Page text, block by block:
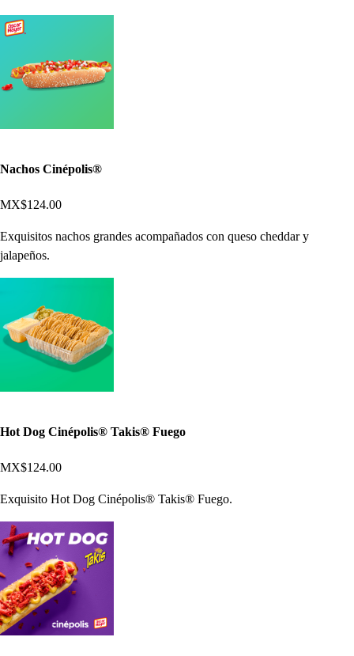
Nachos Cinépolis®
MX$124.00
Exquisitos nachos grandes acompañados con queso cheddar y
jalapeños.
Hot Dog Cinépolis® Takis® Fuego
MX$124.00
Exquisito Hot Dog Cinépolis® Takis® Fuego.